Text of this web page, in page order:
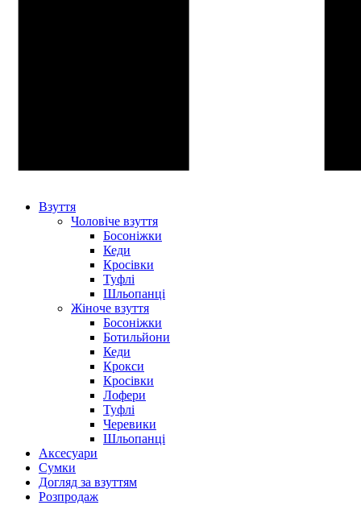
Взуття
Чоловіче взуття
Босоніжки
Кеди
Кросівки
Туфлі
Шльопанці
Жіноче взуття
Босоніжки
Ботильйони
Кеди
Крокси
Кросівки
Лофери
Туфлі
Черевики
Шльопанці
Аксесуари
Сумки
Догляд за взуттям
Розпродаж